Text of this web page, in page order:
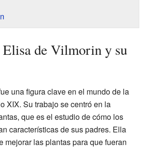
de Vilmorin y su
una figura clave en el mundo de la
XIX. Su trabajo se centró en la
que es el estudio de cómo los
características de sus padres. Ella
mejorar las plantas para que fueran